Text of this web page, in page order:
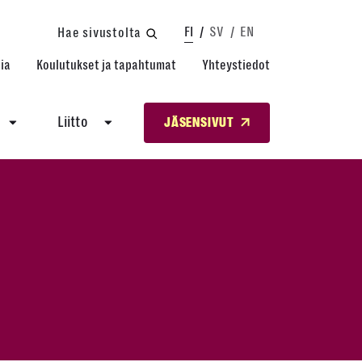
Hae sivustolta FI SV EN
Koulutukset ja tapahtumat Yhteystiedot
Liitto JÄSENSIVUT